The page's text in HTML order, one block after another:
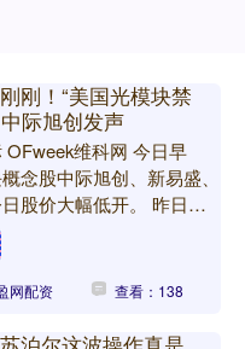
刚！“美国光模块禁
际旭创发声
OFweek维科网 今日早
念股中际旭创、新易盛、
股价大幅低开。 昨日晚
称，正在起草一项禁令，
进口中国....
网配资 查看：138